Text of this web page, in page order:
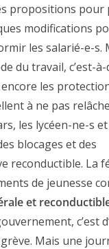
propositions
modifications
les salarié-e-s.
du travail, c’est-
les
à ne pas
les lycéen-ne-s
blocages et des
reconductible. La
de jeunesse
et
c’est
Mais une